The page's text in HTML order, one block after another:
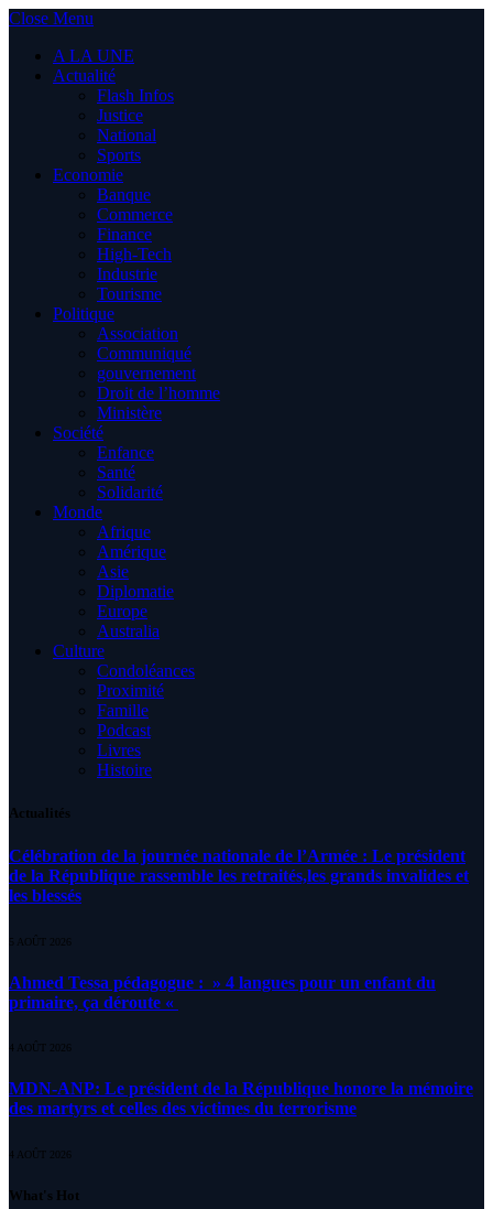
Close Menu
A LA UNE
Actualité
Flash Infos
Justice
National
Sports
Economie
Banque
Commerce
Finance
High-Tech
Industrie
Tourisme
Politique
Association
Communiqué
gouvernement
Droit de l’homme
Ministère
Société
Enfance
Santé
Solidarité
Monde
Afrique
Amérique
Asie
Diplomatie
Europe
Australia
Culture
Condoléances
Proximité
Famille
Podcast
Livres
Histoire
Actualités
Célébration de la journée nationale de l’Armée : Le président
de la République rassemble les retraités,les grands invalides et
les blessés
5 AOÛT 2026
Ahmed Tessa pédagogue : » 4 langues pour un enfant du
primaire, ça déroute «
4 AOÛT 2026
MDN-ANP: Le président de la République honore la mémoire
des martyrs et celles des victimes du terrorisme
4 AOÛT 2026
What's Hot